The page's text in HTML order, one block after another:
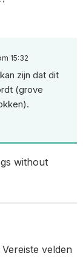
15:32
zijn dat dit
(grove
without
Vereiste velden